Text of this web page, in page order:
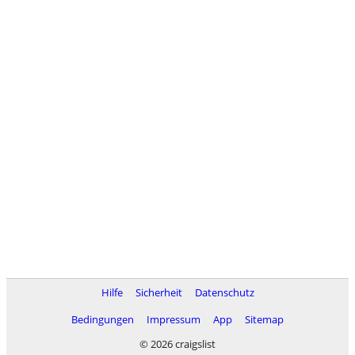
Hilfe Sicherheit
Datenschutz
Bedingungen
Impressum App
Sitemap
© 2026 craigslist